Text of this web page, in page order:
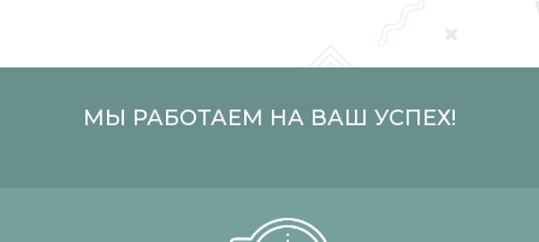
МЫ РАБОТАЕМ НА ВАШ УСПЕХ!